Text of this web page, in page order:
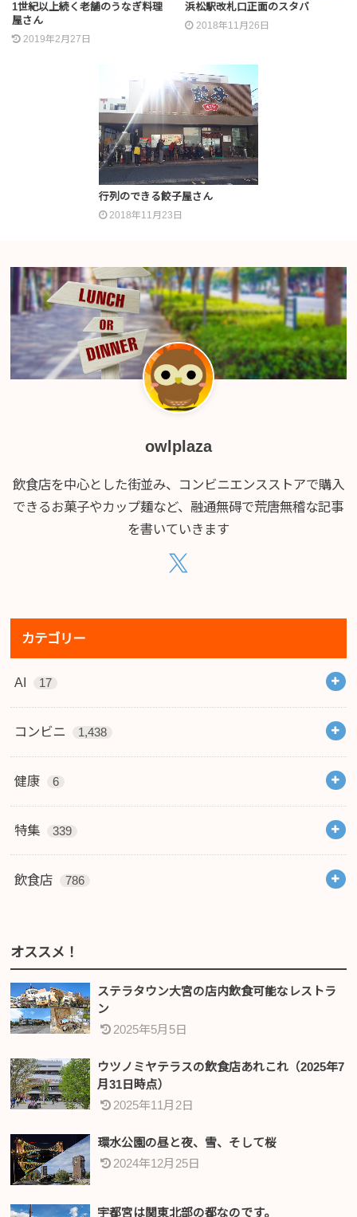
1世紀以上続く老舗のうなぎ料理
屋さん
2019年2月27日
浜松駅改札口正面のスタバ
2018年11月26日
行列のできる餃子屋さん
2018年11月23日
owlplaza
飲食店を中心とした街並み、コンビニエンスストアで購入
できるお菓子やカップ麺など、融通無碍で荒唐無稽な記事
を書いていきます
カテゴリー
AI 17
コンビニ 1,438
健康 6
特集 339
飲食店 786
オススメ！
ステラタウン大宮の店内飲食可能なレストラ
ン
2025年5月5日
ウツノミヤテラスの飲食店あれこれ（2025年7
月31日時点）
2025年11月2日
環水公園の昼と夜、雪、そして桜
2024年12月25日
宇都宮は関東北部の都なのです。